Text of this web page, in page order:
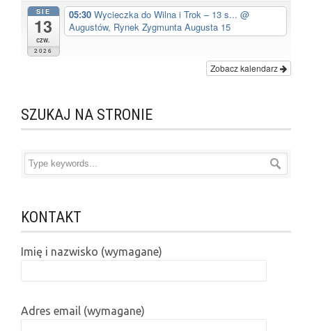
SIE
13
czw.
2026
05:30 Wycieczka do Wilna i Trok – 13 s... @
Augustów, Rynek Zygmunta Augusta 15
Zobacz kalendarz
SZUKAJ NA STRONIE
KONTAKT
Imię i nazwisko (wymagane)
Adres email (wymagane)